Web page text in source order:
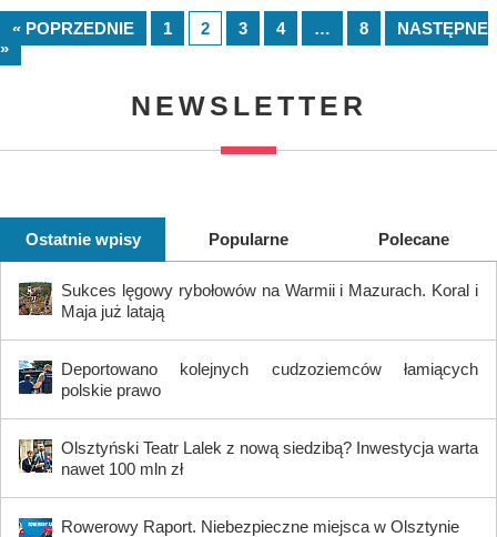
« POPRZEDNIE 1 2 3 4 … 8
NASTĘPNE
»
NEWSLETTER
Ostatnie wpisy Popularne Polecane
Sukces lęgowy rybołowów na Warmii i Mazurach. Koral i
Maja już latają
Deportowano kolejnych cudzoziemców łamiących
polskie prawo
Olsztyński Teatr Lalek z nową siedzibą? Inwestycja warta
nawet 100 mln zł
Rowerowy Raport. Niebezpieczne miejsca w Olsztynie